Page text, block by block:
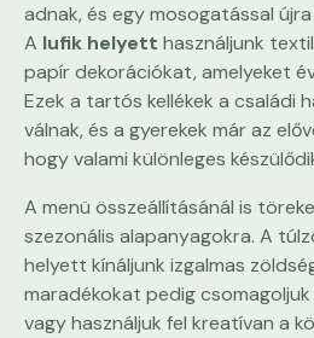
adnak, és egy mosogatással
A lufik helyett használjunk
papír dekorációkat, amelyeket
Ezek a tartós kellékek a családi
válnak, és a gyerekek már az
hogy valami különleges
A menü összeállításánál is
szezonális alapanyagokra. A
helyett kínáljunk izgalmas
maradékokat pedig csomagoljuk
vagy használjuk fel kreatívan a